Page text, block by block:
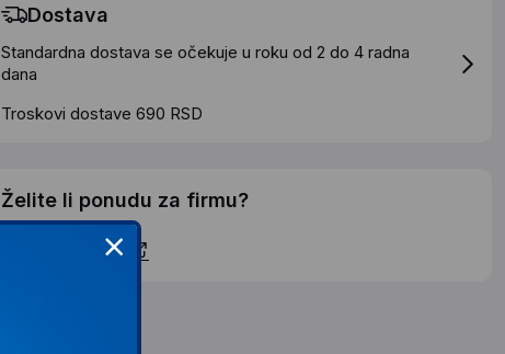
Dostava
Standardna dostava se očekuje u roku od 2 do 4 radna
dana
Troskovi dostave 690 RSD
Želite li ponudu za firmu?
Kontaktirajte nas